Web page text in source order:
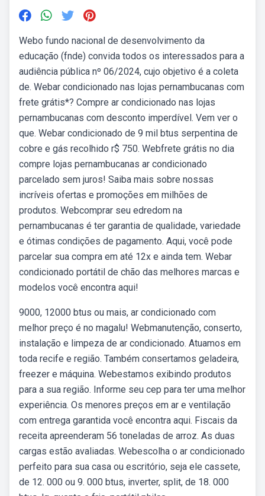
Webo fundo nacional de desenvolvimento da
educação (fnde) convida todos os interessados para a
audiência pública nº 06/2024, cujo objetivo é a coleta
de. Webar condicionado nas lojas pernambucanas com
frete grátis*? Compre ar condicionado nas lojas
pernambucanas com desconto imperdível. Vem ver o
que. Webar condicionado de 9 mil btus serpentina de
cobre e gás recolhido r$ 750. Webfrete grátis no dia
compre lojas pernambucanas ar condicionado
parcelado sem juros! Saiba mais sobre nossas
incríveis ofertas e promoções em milhões de
produtos. Webcomprar seu edredom na
pernambucanas é ter garantia de qualidade, variedade
e ótimas condições de pagamento. Aqui, você pode
parcelar sua compra em até 12x e ainda tem. Webar
condicionado portátil de chão das melhores marcas e
modelos você encontra aqui!
9000, 12000 btus ou mais, ar condicionado com
melhor preço é no magalu! Webmanutenção, conserto,
instalação e limpeza de ar condicionado. Atuamos em
toda recife e região. Também consertamos geladeira,
freezer e máquina. Webestamos exibindo produtos
para a sua região. Informe seu cep para ter uma melhor
experiência. Os menores preços em ar e ventilação
com entrega garantida você encontra aqui. Fiscais da
receita apreenderam 56 toneladas de arroz. As duas
cargas estão avaliadas. Webescolha o ar condicionado
perfeito para sua casa ou escritório, seja ele cassete,
de 12. 000 ou 9. 000 btus, inverter, split, de 18. 000